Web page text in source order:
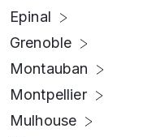
Epinal
Grenoble
Montauban
Montpellier
Mulhouse